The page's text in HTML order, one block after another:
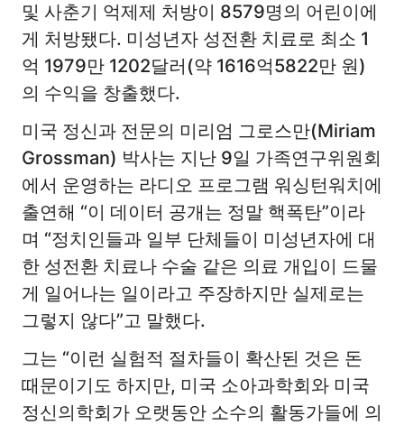
및 사춘기 억제제 처방이 8579명의 어린이에
게 처방됐다. 미성년자 성전환 치료로 최소 1
억 1979만 1202달러(약 1616억5822만 원)
의 수익을 창출했다.
미국 정신과 전문의 미리엄 그로스만(Miriam
Grossman) 박사는 지난 9일 가족연구위원회
에서 운영하는 라디오 프로그램 워싱턴워치에
출연해 “이 데이터 공개는 정말 핵폭탄”이라
며 “정치인들과 일부 단체들이 미성년자에 대
한 성전환 치료나 수술 같은 의료 개입이 드물
게 일어나는 일이라고 주장하지만 실제로는
그렇지 않다”고 말했다.
그는 “이런 실험적 절차들이 확산된 것은 돈
때문이기도 하지만, 미국 소아과학회와 미국
정신의학회가 오랫동안 소수의 활동가들에 의